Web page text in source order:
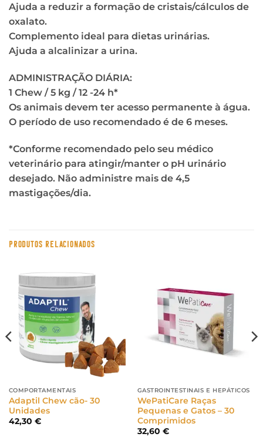
Ajuda a reduzir a formação de cristais/cálculos de
oxalato.
Complemento ideal para dietas urinárias.
Ajuda a alcalinizar a urina.
ADMINISTRAÇÃO DIÁRIA:
1 Chew / 5 kg / 12 -24 h*
Os animais devem ter acesso permanente à água.
O período de uso recomendado é de 6 meses.
*Conforme recomendado pelo seu médico
veterinário para atingir/manter o pH urinário
desejado. Não administre mais de 4,5
mastigações/dia.
PRODUTOS RELACIONADOS
COMPORTAMENTAIS
Adaptil Chew cão- 30
Unidades
42,30 €
GASTROINTESTINAIS E HEPÁTICOS
WePatiCare Raças
Pequenas e Gatos – 30
Comprimidos
32,60 €